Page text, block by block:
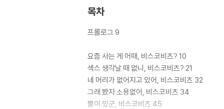
목차
프롤로그 9
요즘 사는 게 어때, 비스코비츠? 10
섹스 생각날 때 없니, 비스코비츠? 21
네 머리가 없어지고 있어, 비스코비츠 32
그래 봤자 소용없어, 비스코비츠 34
뿔이 있군, 비스코비츠 45